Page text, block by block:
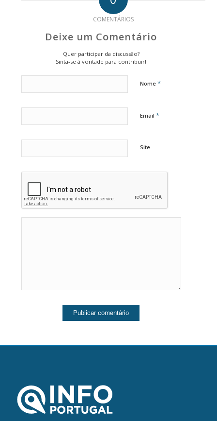
COMENTÁRIOS
Deixe um Comentário
Quer participar da discussão?
Sinta-se à vontade para contribuir!
Nome *
Email *
Site